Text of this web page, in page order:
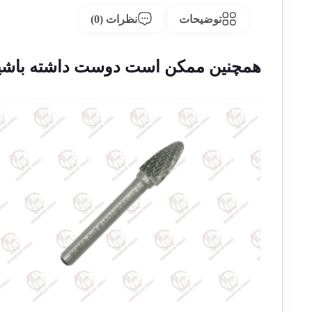
توضیحات نظرات (0)
همچنین ممکن است دوست داشته